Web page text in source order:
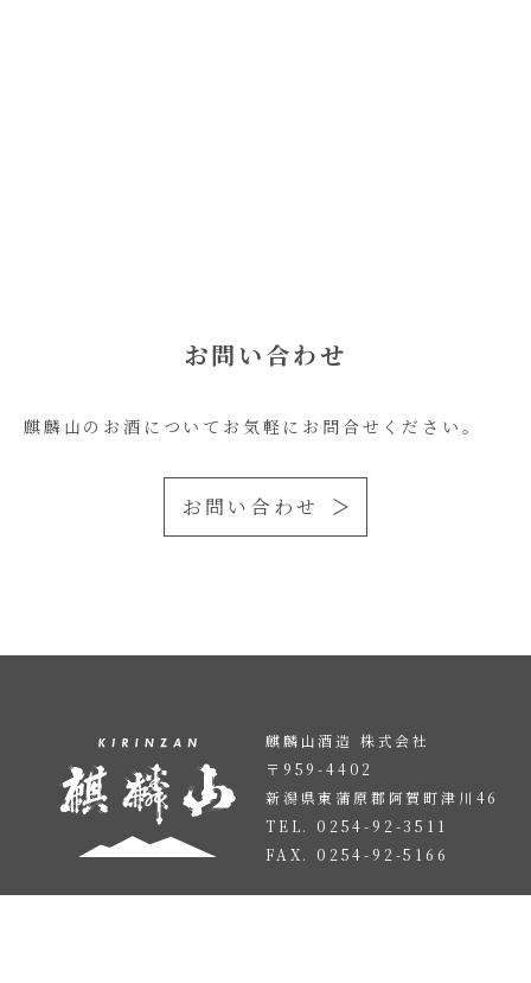
お問い合わせ
麒麟山のお酒についてお気軽にお問合せください。
お問い合わせ
麒麟山酒造 株式会社
〒959-4402
新潟県東蒲原郡阿賀町津川46
TEL. 0254-92-3511
FAX. 0254-92-5166